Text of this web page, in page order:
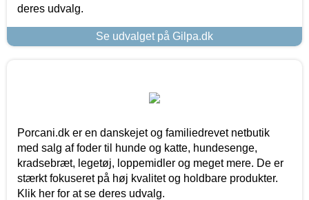
deres udvalg.
Se udvalget på Gilpa.dk
Porcani.dk er en danskejet og familiedrevet netbutik
med salg af foder til hunde og katte, hundesenge,
kradsebræt, legetøj, loppemidler og meget mere. De er
stærkt fokuseret på høj kvalitet og holdbare produkter.
Klik her for at se deres udvalg.